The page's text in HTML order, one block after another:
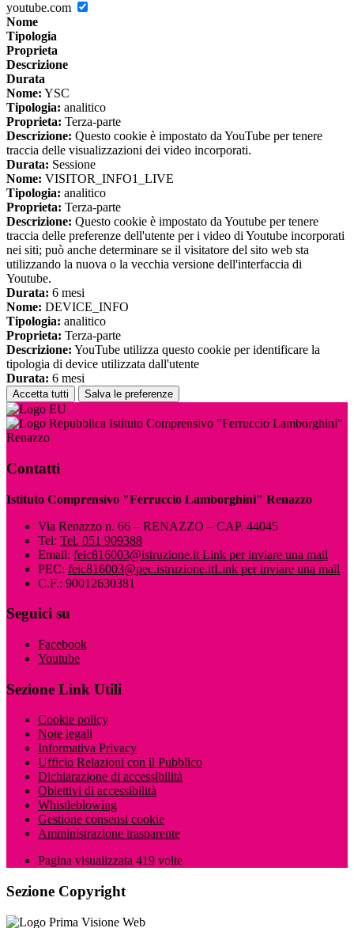
youtube.com
Nome
Tipologia
Proprieta
Descrizione
Durata
Nome: YSC
Tipologia: analitico
Proprieta: Terza-parte
Descrizione: Questo cookie è impostato da YouTube per tenere
traccia delle visualizzazioni dei video incorporati.
Durata: Sessione
Nome: VISITOR_INFO1_LIVE
Tipologia: analitico
Proprieta: Terza-parte
Descrizione: Questo cookie è impostato da Youtube per tenere
traccia delle preferenze dell'utente per i video di Youtube incorporati
nei siti; può anche determinare se il visitatore del sito web sta
utilizzando la nuova o la vecchia versione dell'interfaccia di
Youtube.
Durata: 6 mesi
Nome: DEVICE_INFO
Tipologia: analitico
Proprieta: Terza-parte
Descrizione: YouTube utilizza questo cookie per identificare la
tipologia di device utilizzata dall'utente
Durata: 6 mesi
Accetta tutti Salva le preferenze
Istituto Comprensivo "Ferruccio Lamborghini"
Renazzo
Contatti
Istituto Comprensivo "Ferruccio Lamborghini" Renazzo
Via Renazzo n. 66 – RENAZZO – CAP. 44045
Tel: Tel. 051 909388
Email: feic816003@istruzione.it Link per inviare una mail
PEC: feic816003@pec.istruzione.itLink per inviare una mail
C.F.: 90012630381
Seguici su
Facebook
Youtube
Sezione Link Utili
Cookie policy
Note legali
Informativa Privacy
Ufficio Relazioni con il Pubblico
Dichiarazione di accessibilità
Obiettivi di accessibilità
Whistleblowing
Gestione consensi cookie
Amministrazione trasparente
Pagina visualizzata 419 volte
Sezione Copyright